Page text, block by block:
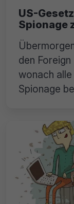
US-
Spionage
den
wonach
Spionage